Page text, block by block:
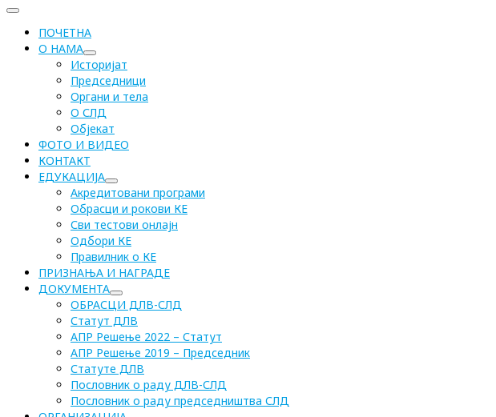
ПОЧЕТНА
О НАМА
Историјат
Председници
Органи и тела
О СЛД
Објекат
ФОТО И ВИДЕО
КОНТАКТ
ЕДУКАЦИЈА
Акредитовани програми
Обрасци и рокови КЕ
Сви тестови онлајн
Одбори КЕ
Правилник о КЕ
ПРИЗНАЊА И НАГРАДЕ
ДОКУМЕНТА
ОБРАСЦИ ДЛВ-СЛД
Статут ДЛВ
АПР Решење 2022 – Статут
АПР Решење 2019 – Председник
Статуте ДЛВ
Пословник о раду ДЛВ-СЛД
Пословник о раду председништва СЛД